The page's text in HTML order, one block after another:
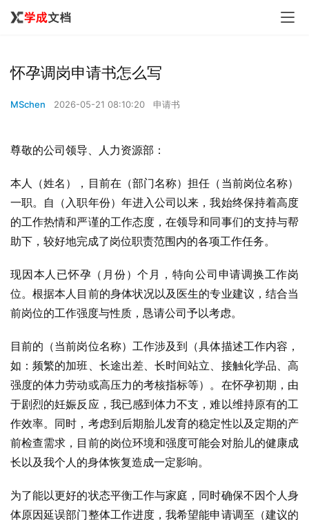
怀孕调岗申请书怎么写
MSchen 2026-05-21 08:10:20 申请书
尊敬的公司领导、人力资源部：
本人（姓名），目前在（部门名称）担任（当前岗位名称）
一职。自（入职年份）年进入公司以来，我始终保持着高度
的工作热情和严谨的工作态度，在领导和同事们的支持与帮
助下，较好地完成了岗位职责范围内的各项工作任务。
现因本人已怀孕（月份）个月，特向公司申请调换工作岗
位。根据本人目前的身体状况以及医生的专业建议，结合当
前岗位的工作强度与性质，恳请公司予以考虑。
目前的（当前岗位名称）工作涉及到（具体描述工作内容，
如：频繁的加班、长途出差、长时间站立、接触化学品、高
强度的体力劳动或高压力的考核指标等）。在怀孕初期，由
于剧烈的妊娠反应，我已感到体力不支，难以维持原有的工
作效率。同时，考虑到后期胎儿发育的稳定性以及定期的产
前检查需求，目前的岗位环境和强度可能会对胎儿的健康成
长以及我个人的身体恢复造成一定影响。
为了能以更好的状态平衡工作与家庭，同时确保不因个人身
体原因延误部门整体工作进度，我希望能申请调至（建议的